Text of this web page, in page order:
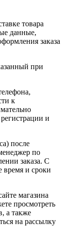
товара
данные,
заказа
при
к
и
после
по
заказа. С
время и сроки
магазина
просмотреть
а также
на рассылку